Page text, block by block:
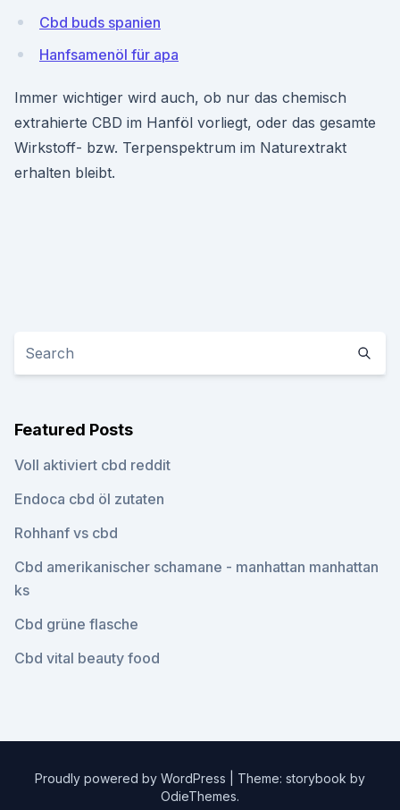
Cbd buds spanien
Hanfsamenöl für apa
Immer wichtiger wird auch, ob nur das chemisch
extrahierte CBD im Hanföl vorliegt, oder das gesamte
Wirkstoff- bzw. Terpenspektrum im Naturextrakt
erhalten bleibt.
Featured Posts
Voll aktiviert cbd reddit
Endoca cbd öl zutaten
Rohhanf vs cbd
Cbd amerikanischer schamane - manhattan manhattan
ks
Cbd grüne flasche
Cbd vital beauty food
Proudly powered by WordPress
Theme: storybook by
OdieThemes.